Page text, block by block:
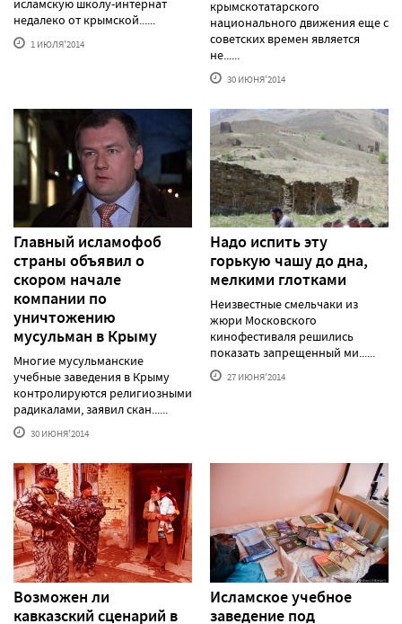
недалеко от крымской......
1 ИЮЛЯ'2014
крымскотатарского
национального движения еще с
советских времен является
не......
30 ИЮНЯ'2014
Главный исламофоб
страны объявил о
скором начале
компании по
уничтожению
мусульман в Крыму
Многие мусульманские
учебные заведения в Крыму
контролируются религиозными
радикалами, заявил скан......
30 ИЮНЯ'2014
Надо испить эту
горькую чашу до дна,
мелкими глотками
Неизвестные смельчаки из
жюри Московского
кинофестиваля решились
показать запрещенный ми......
27 ИЮНЯ'2014
Возможен ли
кавказский сценарий в
Исламское учебное
заведение под